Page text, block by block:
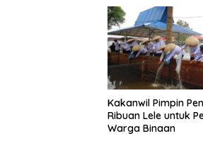
Kakanwil Pimpin
Ribuan Lele untuk
Warga Binaan